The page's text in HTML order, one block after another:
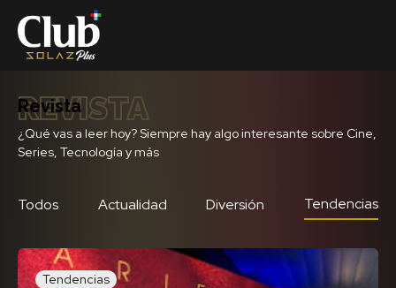
REVISTA
Revista
¿Qué vas a leer hoy? Siempre hay algo interesante sobre Cine,
Series, Tecnología y más
Todos Actualidad Diversión Tendencias
Tendencias